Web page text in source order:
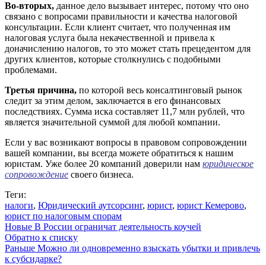
Во-вторых, данное дело вызывает интерес, потому что оно
связано с вопросами правильности и качества налоговой
консультации. Если клиент считает, что полученная им
налоговая услуга была некачественной и привела к
доначислению налогов, то это может стать прецедентом для
других клиентов, которые столкнулись с подобными
проблемами.
Третья причина, по которой весь консалтинговый рынок
следит за этим делом, заключается в его финансовых
последствиях. Сумма иска составляет 11,7 млн рублей, что
является значительной суммой для любой компании.
Если у вас возникают вопросы в правовом сопровождении
вашей компании, вы всегда можете обратиться к нашим
юристам. Уже более 20 компаний доверили нам юридическое
сопровождение своего бизнеса.
Теги:
налоги, Юридический аутсорсинг, юрист, юрист Кемерово,
юрист по налоговым спорам
Новые В России ограничат деятельность коучей
Обратно к списку
Раньше Можно ли одновременно взыскать убытки и привлечь
к субсидарке?